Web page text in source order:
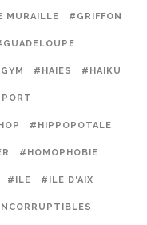
MURAILLE #GRIFFON
#HAIES #HAIKU
#HIPPOPOTALE
#HOMOPHOBIE
#ILE #ILE D'AIX